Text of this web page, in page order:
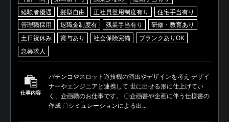
経験者優遇
髪型自由 正社員登用制度有り
住宅手当有り
管理職採用
退職金制度有 残業手当有り
研修・教育あり
土日祝休み
賞与あり 社会保険完備
ブランクありOK
急募求人
仕事内容
パチンコやスロット遊技機の演出やデザインを考え デザイ
ナーやエンジニアと連携して 世に出せる形に仕上げてい
く、企画職のお仕事です。 〇企画書や企画に伴う仕様書の
作成 〇シミュレーションによる出...